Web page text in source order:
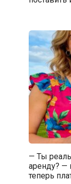
— Ты
аренду? —
теперь